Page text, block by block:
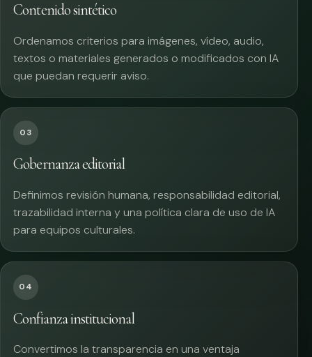
Contenido sintético
Ordenamos criterios para imágenes, vídeo, audio,
textos o materiales generados o modificados con IA
que puedan requerir aviso.
03
Gobernanza editorial
Definimos revisión humana, responsabilidad editorial,
trazabilidad interna y una política clara de uso de IA
para equipos culturales.
04
Confianza institucional
Convertimos la transparencia en una ventaja